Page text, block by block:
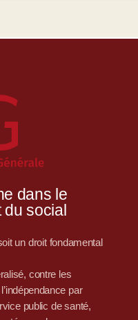
dans le
social
un droit fondamental
contre les
par
public de santé,